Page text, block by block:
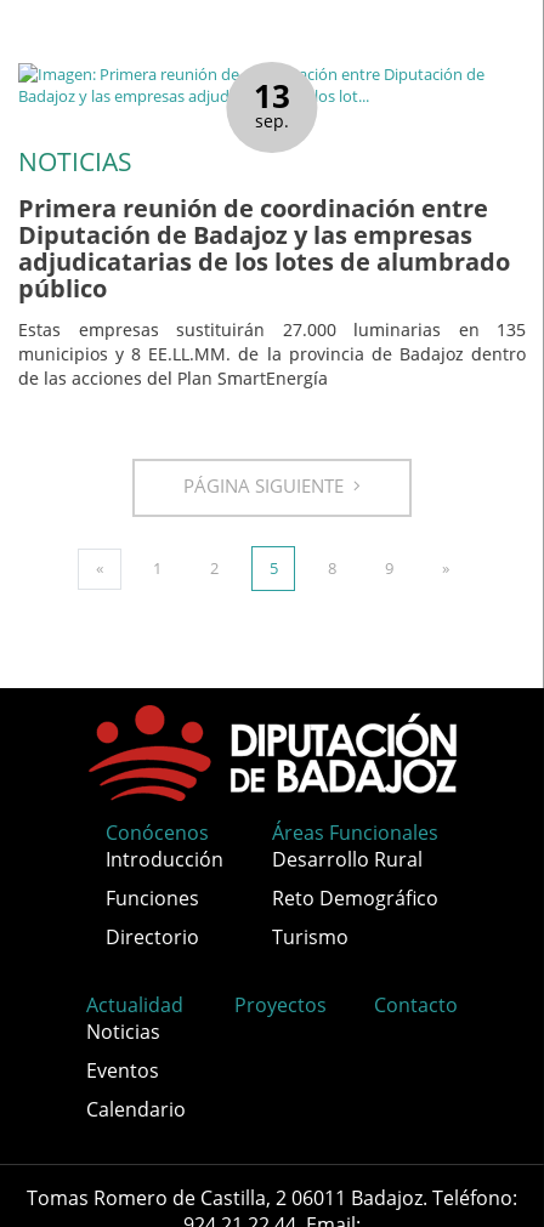
13
sep.
NOTICIAS
Primera reunión de coordinación entre
Diputación de Badajoz y las empresas
adjudicatarias de los lotes de alumbrado
público
Estas empresas sustituirán 27.000 luminarias en 135
municipios y 8 EE.LL.MM. de la provincia de Badajoz dentro
de las acciones del Plan SmartEnergía
PÁGINA SIGUIENTE
« 1 2 5 8 9 »
Conócenos
Introducción
Funciones
Directorio
Áreas Funcionales
Desarrollo Rural
Reto Demográfico
Turismo
Actualidad
Noticias
Eventos
Calendario
Proyectos Contacto
Tomas Romero de Castilla, 2 06011 Badajoz. Teléfono: